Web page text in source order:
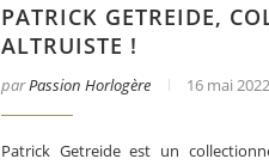
PATRICK GETREIDE,
ALTRUISTE !
parPassion Horlogère 16 mai 2022
Patrick Getreide est un